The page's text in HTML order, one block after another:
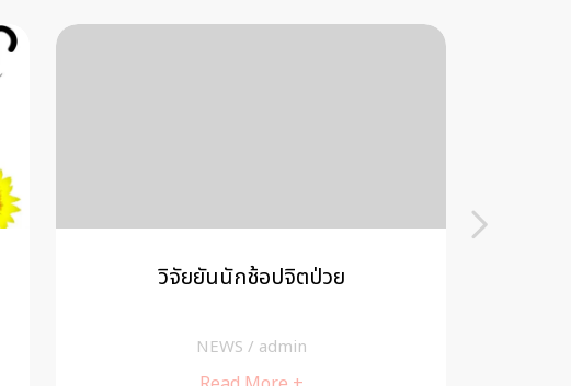
วิจัยยันนักช้อปจิตป่วย
NEWS / admin